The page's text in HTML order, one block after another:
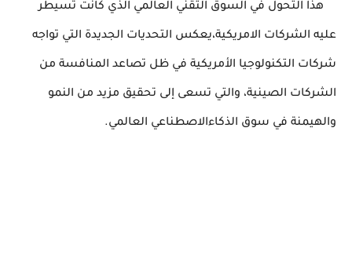
هذا التحول في السوق التقني العالمي الذي كانت تسيطر
عليه الشركات الامريكية،يعكس التحديات الجديدة التي تواجه
شركات التكنولوجيا الأمريكية في ظل تصاعد المنافسة من
الشركات الصينية، والتي تسعى إلى تحقيق مزيد من النمو
والهيمنة في سوق الذكاءالاصطناعي العالمي.